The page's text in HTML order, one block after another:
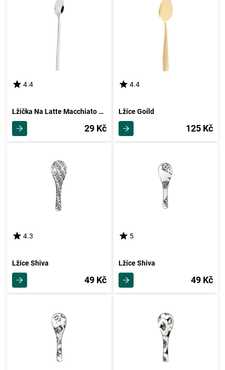
4.4
Lžička Na Latte Macchiato Karo
29 Kč
4.4
Lžíce Goíld
125 Kč
4.3
Lžíce Shiva
49 Kč
5
Lžíce Shiva
49 Kč